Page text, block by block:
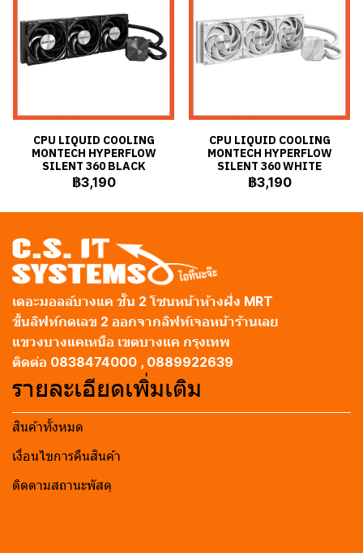
CPU LIQUID COOLING
MONTECH HYPERFLOW
SILENT 360 BLACK
฿3,190
CPU LIQUID COOLING
MONTECH HYPERFLOW
SILENT 360 WHITE
฿3,190
เดอะมอลล์บางแค ชั้น 2 โซนหน้าห้างฝั่ง MRT
ขึ้นลิฟท์กดเลข 2 ออกจากลิฟท์เจอหน้าร้านเลย
แขวงบางแคเหนือ เขตบางแค กรุงเทพ
ติดต่อ 0838474000 , 0889922639
รายละเอียดเพิ่มเติม
สินค้าทั้งหมด
เงื่อนไขการคืนสินค้า
ติดตามสถานะพัสดุ